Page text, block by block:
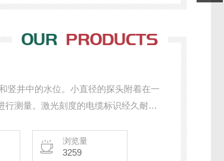
竖井中的水位。小直径的探头附着在一
行测量。激光刻度的电缆标识经久耐
浏览量
3259